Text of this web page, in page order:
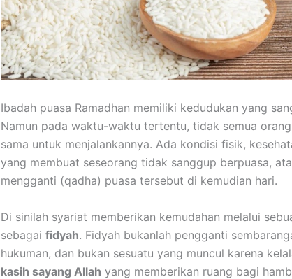
Ibadah puasa Ramadhan memiliki kedudukan yang
Namun pada waktu-waktu tertentu, tidak semua
sama untuk menjalankannya. Ada kondisi fisik,
yang membuat seseorang tidak sanggup berpuasa,
mengganti (qadha) puasa tersebut di kemudian hari.
Di sinilah syariat memberikan kemudahan melalui
sebagai fidyah. Fidyah bukanlah pengganti
hukuman, dan bukan sesuatu yang muncul karena
kasih sayang Allah yang memberikan ruang bagi